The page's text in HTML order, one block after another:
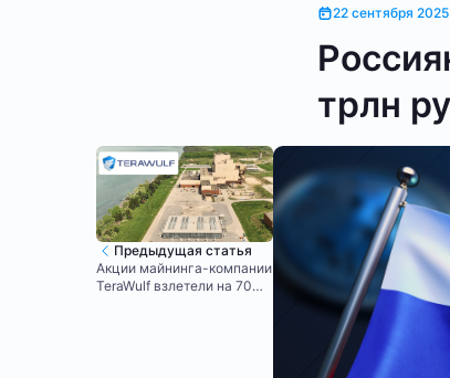
22 сентября 2025
трлн
Предыдущая статья
Акции майнинга-компании
TeraWulf взлетели на 70%